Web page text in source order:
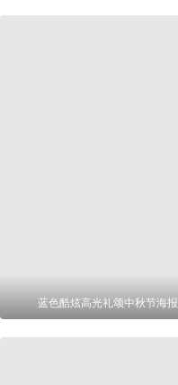
蓝色酷炫高光礼颂中秋节海报